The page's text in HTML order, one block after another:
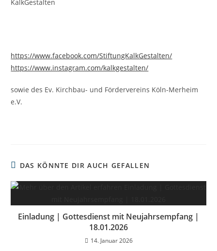
KalkGestalten
https://www.facebook.com/StiftungKalkGestalten/
https://www.instagram.com/kalkgestalten/
sowie des Ev. Kirchbau- und Fördervereins Köln-Merheim
e.V.
DAS KÖNNTE DIR AUCH GEFALLEN
Einladung | Gottesdienst mit Neujahrsempfang |
18.01.2026
14. Januar 2026